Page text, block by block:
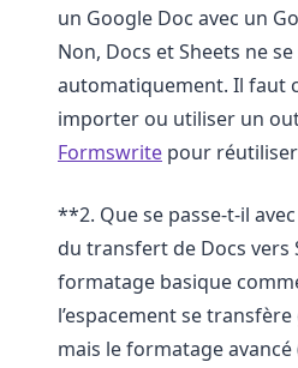
un Google Doc avec un
Non, Docs et Sheets ne
automatiquement. Il faut
importer ou utiliser un
Formswrite pour
**2. Que se passe-t-il
du transfert de Docs vers
formatage basique
l’espacement se
mais le formatage